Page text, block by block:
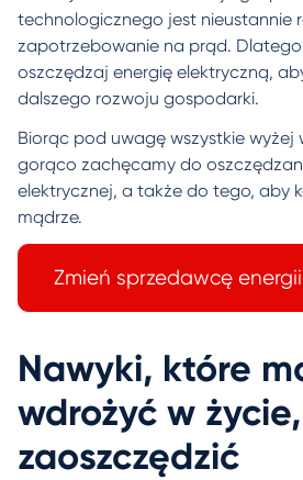
technologicznego jest nieustannie
zapotrzebowanie na prąd.
oszczędzaj energię elektryczną,
dalszego rozwoju gospodarki.
Biorąc pod uwagę wszystkie wyżej
gorąco zachęcamy do
elektrycznej, a także do tego, aby
mądrze.
Zmień sprzedawcę
Nawyki, które
wdrożyć w
zaoszczędzić